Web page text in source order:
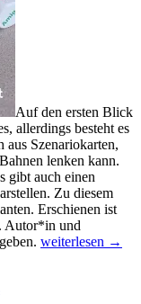
Auf den ersten Blick
allerdings besteht es
aus Szenariokarten,
lenken kann.
gibt auch einen
Zu diesem
Erschienen ist
. Autor*in und
Neue
weiterlesen →